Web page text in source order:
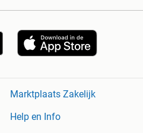
Marktplaats Zakelijk
Help en Info